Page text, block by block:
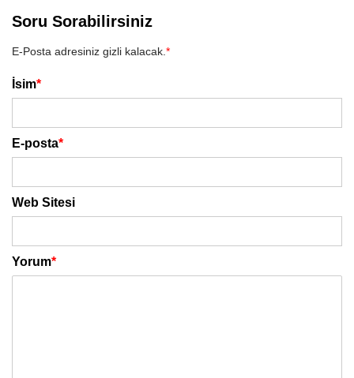
Soru Sorabilirsiniz
E-Posta adresiniz gizli kalacak. *
İsim*
E-posta*
Web Sitesi
Yorum*